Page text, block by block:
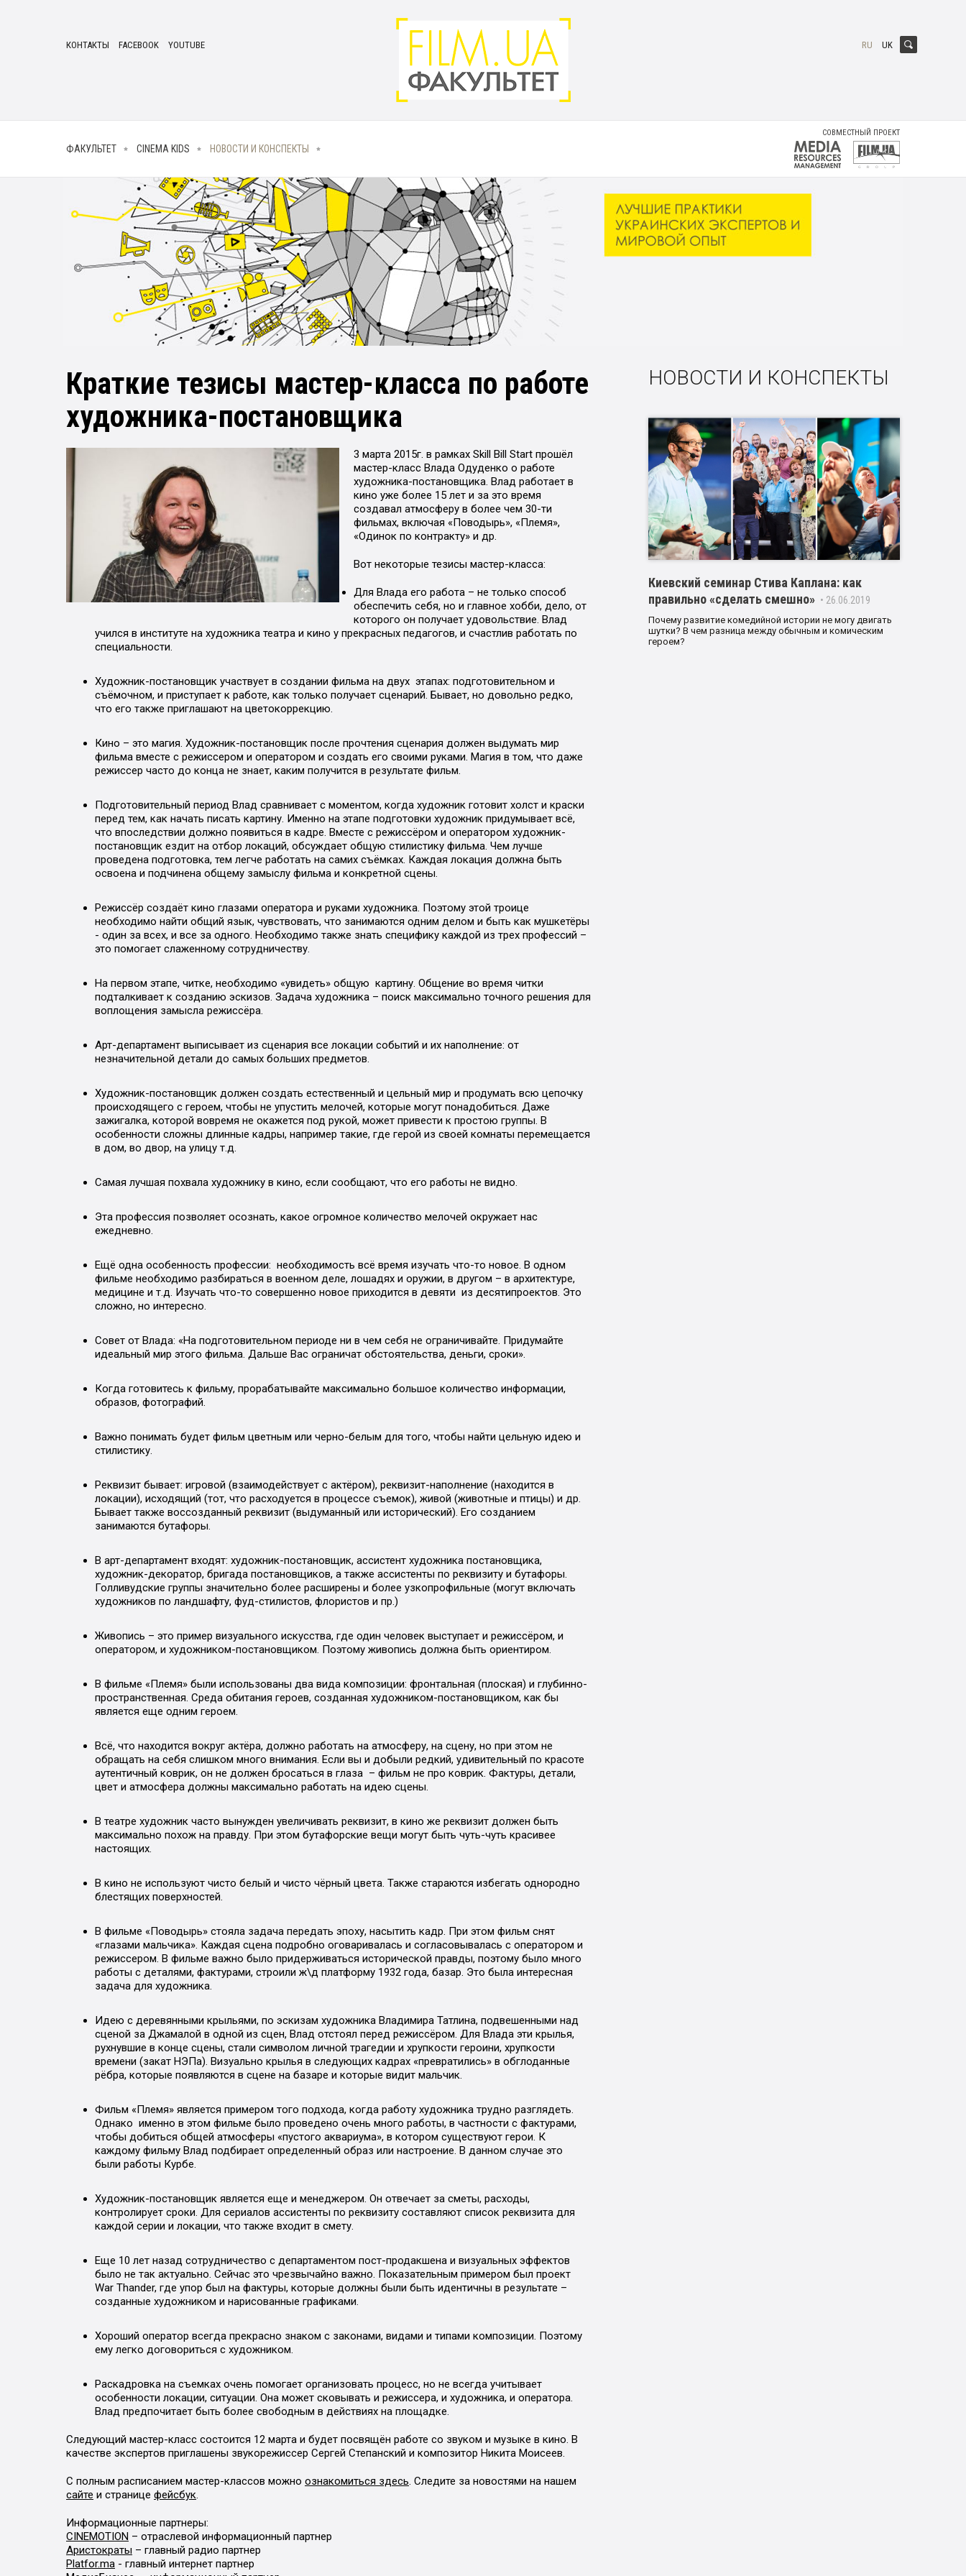
КОНТАКТЫ FACEBOOK YOUTUBE RU UK
ФАКУЛЬТЕТ CINEMA KIDS НОВОСТИ И КОНСПЕКТЫ
CОВМЕСТНЫЙ ПРОЕКТ
Краткие тезисы мастер-класса по работе
художника-постановщика
3 марта 2015г. в рамках Skill Bill Start прошёл
мастер-класс Влада Одуденко о работе
художника-постановщика. Влад работает в
кино уже более 15 лет и за это время
создавал атмосферу в более чем 30-ти
фильмах, включая «Поводырь», «Племя»,
«Одинок по контракту» и др.
Вот некоторые тезисы мастер-класса:
Для Влада его работа – не только способ
обеспечить себя, но и главное хобби, дело, от
которого он получает удовольствие. Влад
учился в институте на художника театра и кино у прекрасных педагогов, и счастлив работать по
специальности.
Художник-постановщик участвует в создании фильма на двух этапах: подготовительном и
съёмочном, и приступает к работе, как только получает сценарий. Бывает, но довольно редко,
что его также приглашают на цветокоррекцию.
Кино – это магия. Художник-постановщик после прочтения сценария должен выдумать мир
фильма вместе с режиссером и оператором и создать его своими руками. Магия в том, что даже
режиссер часто до конца не знает, каким получится в результате фильм.
Подготовительный период Влад сравнивает с моментом, когда художник готовит холст и краски
перед тем, как начать писать картину. Именно на этапе подготовки художник придумывает всё,
что впоследствии должно появиться в кадре. Вместе с режиссёром и оператором художник-
постановщик ездит на отбор локаций, обсуждает общую стилистику фильма. Чем лучше
проведена подготовка, тем легче работать на самих съёмках. Каждая локация должна быть
освоена и подчинена общему замыслу фильма и конкретной сцены.
Режиссёр создаёт кино глазами оператора и руками художника. Поэтому этой троице
необходимо найти общий язык, чувствовать, что занимаются одним делом и быть как мушкетёры
- один за всех, и все за одного. Необходимо также знать специфику каждой из трех профессий –
это помогает слаженному сотрудничеству.
На первом этапе, читке, необходимо «увидеть» общую картину. Общение во время читки
подталкивает к созданию эскизов. Задача художника – поиск максимально точного решения для
воплощения замысла режиссёра.
Арт-департамент выписывает из сценария все локации событий и их наполнение: от
незначительной детали до самых больших предметов.
Художник-постановщик должен создать естественный и цельный мир и продумать всю цепочку
происходящего с героем, чтобы не упустить мелочей, которые могут понадобиться. Даже
зажигалка, которой вовремя не окажется под рукой, может привести к простою группы. В
особенности сложны длинные кадры, например такие, где герой из своей комнаты перемещается
в дом, во двор, на улицу т.д.
Самая лучшая похвала художнику в кино, если сообщают, что его работы не видно.
Эта профессия позволяет осознать, какое огромное количество мелочей окружает нас
ежедневно.
Ещё одна особенность профессии: необходимость всё время изучать что-то новое. В одном
фильме необходимо разбираться в военном деле, лошадях и оружии, в другом – в архитектуре,
медицине и т.д. Изучать что-то совершенно новое приходится в девяти из десятипроектов. Это
сложно, но интересно.
Совет от Влада: «На подготовительном периоде ни в чем себя не ограничивайте. Придумайте
идеальный мир этого фильма. Дальше Вас ограничат обстоятельства, деньги, сроки».
Когда готовитесь к фильму, прорабатывайте максимально большое количество информации,
образов, фотографий.
Важно понимать будет фильм цветным или черно-белым для того, чтобы найти цельную идею и
стилистику.
Реквизит бывает: игровой (взаимодействует с актёром), реквизит-наполнение (находится в
локации), исходящий (тот, что расходуется в процессе съемок), живой (животные и птицы) и др.
Бывает также воссозданный реквизит (выдуманный или исторический). Его созданием
занимаются бутафоры.
В арт-департамент входят: художник-постановщик, ассистент художника постановщика,
художник-декоратор, бригада постановщиков, а также ассистенты по реквизиту и бутафоры.
Голливудские группы значительно более расширены и более узкопрофильные (могут включать
художников по ландшафту, фуд-стилистов, флористов и пр.)
Живопись – это пример визуального искусства, где один человек выступает и режиссёром, и
оператором, и художником-постановщиком. Поэтому живопись должна быть ориентиром.
В фильме «Племя» были использованы два вида композиции: фронтальная (плоская) и глубинно-
пространственная. Среда обитания героев, созданная художником-постановщиком, как бы
является еще одним героем.
Всё, что находится вокруг актёра, должно работать на атмосферу, на сцену, но при этом не
обращать на себя слишком много внимания. Если вы и добыли редкий, удивительный по красоте
аутентичный коврик, он не должен бросаться в глаза – фильм не про коврик. Фактуры, детали,
цвет и атмосфера должны максимально работать на идею сцены.
В театре художник часто вынужден увеличивать реквизит, в кино же реквизит должен быть
максимально похож на правду. При этом бутафорские вещи могут быть чуть-чуть красивее
настоящих.
В кино не используют чисто белый и чисто чёрный цвета. Также стараются избегать однородно
блестящих поверхностей.
В фильме «Поводырь» стояла задача передать эпоху, насытить кадр. При этом фильм снят
«глазами мальчика». Каждая сцена подробно оговаривалась и согласовывалась с оператором и
режиссером. В фильме важно было придерживаться исторической правды, поэтому было много
работы с деталями, фактурами, строили ж\д платформу 1932 года, базар. Это была интересная
задача для художника.
Идею с деревянными крыльями, по эскизам художника Владимира Татлина, подвешенными над
сценой за Джамалой в одной из сцен, Влад отстоял перед режиссёром. Для Влада эти крылья,
рухнувшие в конце сцены, стали символом личной трагедии и хрупкости героини, хрупкости
времени (закат НЭПа). Визуально крылья в следующих кадрах «превратились» в обглоданные
рёбра, которые появляются в сцене на базаре и которые видит мальчик.
Фильм «Племя» является примером того подхода, когда работу художника трудно разглядеть.
Однако именно в этом фильме было проведено очень много работы, в частности с фактурами,
чтобы добиться общей атмосферы «пустого аквариума», в котором существуют герои. К
каждому фильму Влад подбирает определенный образ или настроение. В данном случае это
были работы Курбе.
Художник-постановщик является еще и менеджером. Он отвечает за сметы, расходы,
контролирует сроки. Для сериалов ассистенты по реквизиту составляют список реквизита для
каждой серии и локации, что также входит в смету.
Еще 10 лет назад сотрудничество с департаментом пост-продакшена и визуальных эффектов
было не так актуально. Сейчас это чрезвычайно важно. Показательным примером был проект
War Thander, где упор был на фактуры, которые должны были быть идентичны в результате –
созданные художником и нарисованные графиками.
Хороший оператор всегда прекрасно знаком с законами, видами и типами композиции. Поэтому
ему легко договориться с художником.
Раскадровка на съемках очень помогает организовать процесс, но не всегда учитывает
особенности локации, ситуации. Она может сковывать и режиссера, и художника, и оператора.
Влад предпочитает быть более свободным в действиях на площадке.
Следующий мастер-класс состоится 12 марта и будет посвящён работе со звуком и музыке в кино. В
качестве экспертов приглашены звукорежиссер Сергей Степанский и композитор Никита Моисеев.
С полным расписанием мастер-классов можно ознакомиться здесь. Следите за новостями на нашем
сайте и странице фейсбук.
Информационные партнеры:
CINEMOTION – отраслевой информационный партнер
Аристократы – главный радио партнер
Platfor.ma - главный интернет партнер
НОВОСТИ И КОНСПЕКТЫ
Киевский семинар Стива Каплана: как
правильно «сделать смешно» • 26.06.2019
Почему развитие комедийной истории не могу двигать
шутки? В чем разница между обычным и комическим
героем?